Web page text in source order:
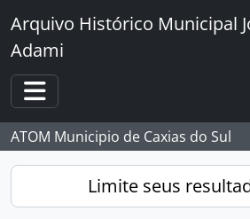
Skip to main content
Arquivo Histórico Municipal
Adami
Toggle navigation
ATOM Municipio de Caxias do Sul
Limite seus